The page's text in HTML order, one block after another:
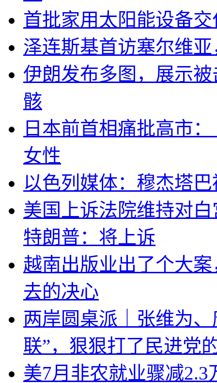
首批家用太阳能设备
泽连斯基首访塞尔维
伊朗发布多图，展示
骸
日本前首相痛批高市
女性
以色列媒体：穆杰塔
美国上诉法院维持对
特朗普：将上诉
越南出版业出了个大
去的决心
两岸圆桌派｜张维为
联”，狠狠打了民进党
美7月非农就业骤减